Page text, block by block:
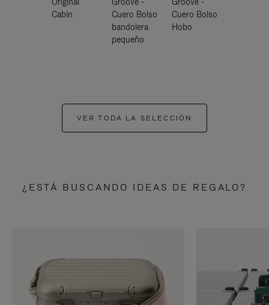
Cabin
Cuero Bolso
bandolera
pequeño
Cuero Bolso
Hobo
VER TODA LA SELECCIÓN
¿ESTÁ BUSCANDO IDEAS DE REGALO?